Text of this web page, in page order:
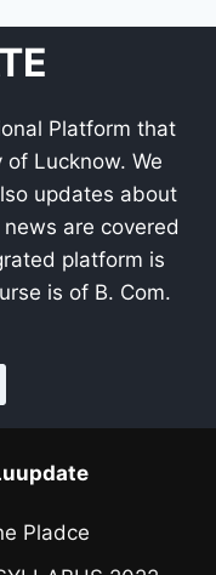
Platform that
Lucknow. We
updates about
are covered
platform is
is of B. Com.
Pladce